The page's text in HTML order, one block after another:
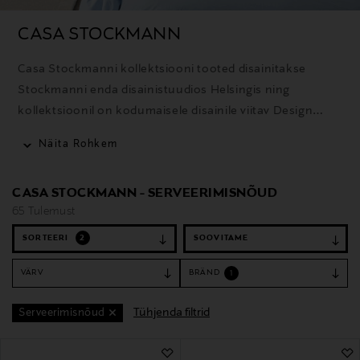
CASA STOCKMANN
Casa Stockmanni kollektsiooni tooted disainitakse
Stockmanni enda disainistuudios Helsingis ning
kollektsioonil on kodumaisele disainile viitav Design
sisustustrendid. Enamik Casa Stockmanni
tekstiiltoodetest on toodetud Euroopas.
Näita Rohkem
CASA STOCKMANN - SERVEERIMISNÕUD
65 Tulemust
SORTEERI 2
VÄRV BRÄND
Serveerimisnõud Tühjenda filtrid